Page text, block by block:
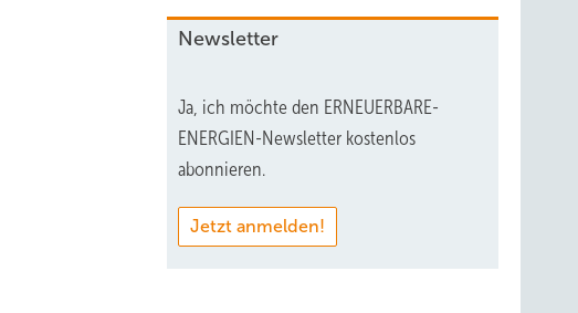
Newsletter
Ja, ich möchte den ERNEUERBARE-
ENERGIEN-Newsletter kostenlos
abonnieren.
Jetzt anmelden!